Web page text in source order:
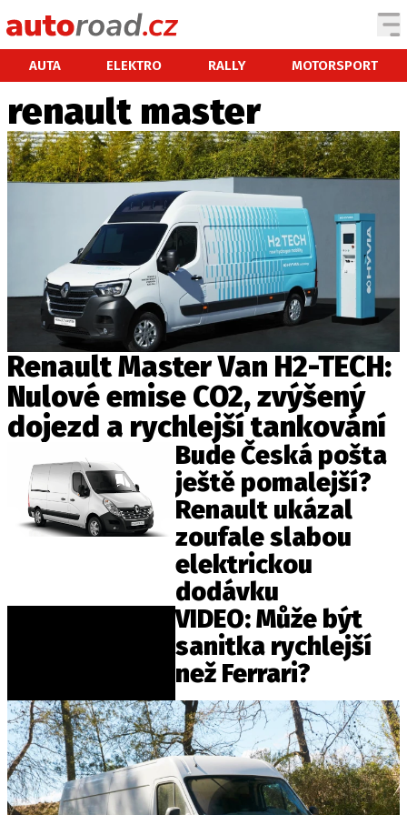
AUTA ELEKTRO RALLY MOTORSPORT
AUTA
TESTY AUT
NOVINKY
EKO
SPY
HISTORIE
ZAJÍMAVOSTI
TECHNIKA
EKONOMIKA
ČESKÝ TRH
TUNING
PROFI
ELEKTRO
NOVINKY ZE SVĚTA EV
TESTY ELEKTROMOBILŮ
TRH S ELEKTROMOBILY
RALLY
OSTATNÍ
TISKOVKY
ROZHOVORY
DAKAR
Z DOMOVA
ZE SVĚTA
MOTORSPORT
renault master
Renault Master Van H2-TECH:
Nulové emise CO2, zvýšený
dojezd a rychlejší tankování
Bude Česká pošta
ještě pomalejší?
Renault ukázal
zoufale slabou
elektrickou
dodávku
VIDEO: Může být
sanitka rychlejší
než Ferrari?